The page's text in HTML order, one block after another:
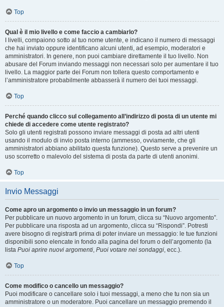
Top
Qual è il mio livello e come faccio a cambiarlo?
I livelli, compaiono sotto al tuo nome utente, e indicano il numero di messaggi
che hai inviato oppure identificano alcuni utenti, ad esempio, moderatori e
amministratori. In genere, non puoi cambiare direttamente il tuo livello. Non
abusare del Forum inviando messaggi non necessari solo per aumentare il tuo
livello. La maggior parte dei Forum non tollera questo comportamento e
l’amministratore probabilmente abbasserà il numero dei tuoi messaggi.
Top
Perché quando clicco sul collegamento all’indirizzo di posta di un utente mi
chiede di accedere come utente registrato?
Solo gli utenti registrati possono inviare messaggi di posta ad altri utenti
usando il modulo di invio posta interno (ammesso, ovviamente, che gli
amministratori abbiano abilitato questa funzione). Questo serve a prevenire un
uso scorretto o malevolo del sistema di posta da parte di utenti anonimi.
Top
Invio Messaggi
Come apro un argomento o invio un messaggio in un forum?
Per pubblicare un nuovo argomento in un forum, clicca su “Nuovo argomento”.
Per pubblicare una risposta ad un argomento, clicca su “Rispondi”. Potresti
avere bisogno di registrarti prima di poter inviare un messaggio: le tue funzioni
disponibili sono elencate in fondo alla pagina del forum o dell’argomento (la
lista Puoi aprire nuovi argomenti, Puoi votare nei sondaggi, ecc.).
Top
Come modifico o cancello un messaggio?
Puoi modificare o cancellare solo i tuoi messaggi, a meno che tu non sia un
amministratore o un moderatore. Puoi cancellare un messaggio premendo il